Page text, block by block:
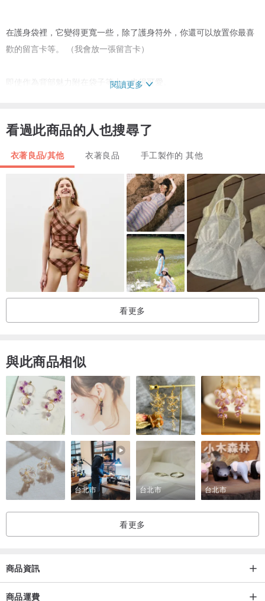
在護身袋裡，它變得更寬一些，除了護身符外，你還可以放置你最喜
歡的留言卡等。 （我會放一張留言卡）
即使作為背部魅力附在袋子等上，也很可愛。
各樣的魅力♬
除了護身符之外，你還可以使用百花香，電石，鹽作為護身符和胡椒
等來放入裡面^ ^
請使用它作為重要的或你自己的護身符包♬
尺寸：垂直約10厘米邊約8.5厘米入口約6.5厘米
材質：亞麻100％
- -
我們將在10天內發貨。
*台灣，香港和中國的客戶應提供英文地址和姓名。
閱讀更多
看過此商品的人也搜尋了
衣著良品/其他 衣著良品 手工製作的 其他
看更多
與此商品相似
台北市 台北市 台北市
看更多
商品資訊
商品運費